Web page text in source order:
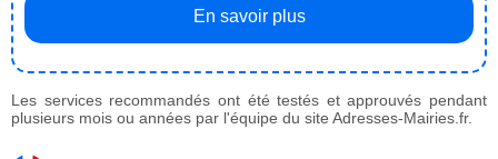
En savoir plus
Les services recommandés ont été testés et approuvés pendant
plusieurs mois ou années par l'équipe du site Adresses-Mairies.fr.